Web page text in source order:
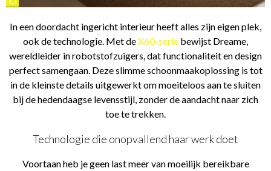
In een doordacht ingericht interieur heeft alles zijn eigen plek,
ook de technologie. Met deX60-serie bewijst Dreame,
wereldleider in robotstofzuigers, dat functionaliteit en design
perfect samengaan. Deze slimme schoonmaakoplossing is tot
in de kleinste details uitgewerkt om moeiteloos aan te sluiten
bij de hedendaagse levensstijl, zonder de aandacht naar zich
toe te trekken.
Technologie die onopvallend haar werk doet
Voortaan heb je geen last meer van moeilijk bereikbare